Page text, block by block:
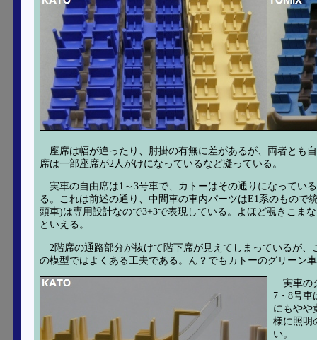
座席は幅が違ったり、肘掛の有無に差があるが、両者とも
席は一部座席が2人がけになっているなど凝っている。
実車の自由席は1～3号車で、カトーはその通りになってい
る。これは前述の通り、中間車の車内パーツはE1系のもので
頭車)は専用設計なので3+3で表現している。よほど覗きこま
といえる。
2階席の通路部分が抜けて階下席が見えてしまっているが
の模型ではよくある工夫である。ん？でもカトーのグリーン
実車の
7・8号車
にもやや
様に照明
い。